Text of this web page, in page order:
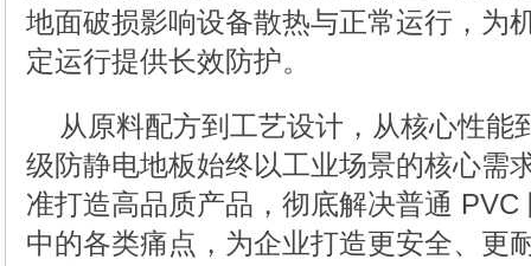
地面破损影响设备散热与正常运行，为
定运行提供长效防护。
从原料配方到工艺设计，从核心性能
级防静电地板始终以工业场景的核心需
准打造高品质产品，彻底解决普通
中的各类痛点，为企业打造更安全、更